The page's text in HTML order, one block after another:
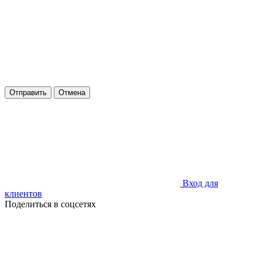
Отправить Отмена
Вход для
клиентов
Поделиться в соцсетях